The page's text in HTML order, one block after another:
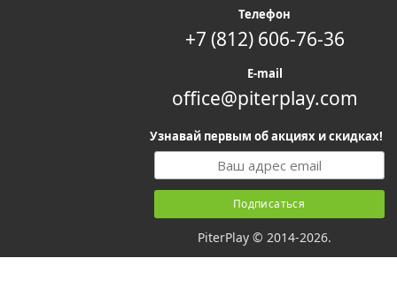
Телефон
+7 (812) 606-76-36
E-mail
office@piterplay.com
Узнавай первым об акциях и скидках!
PiterPlay © 2014-2026.